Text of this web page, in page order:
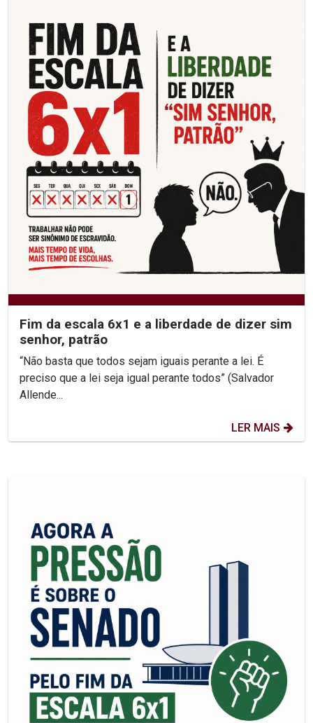
Fim da escala 6x1 e a liberdade de dizer sim
senhor, patrão
“Não basta que todos sejam iguais perante a lei. É
preciso que a lei seja igual perante todos” (Salvador
Allende...
LER MAIS